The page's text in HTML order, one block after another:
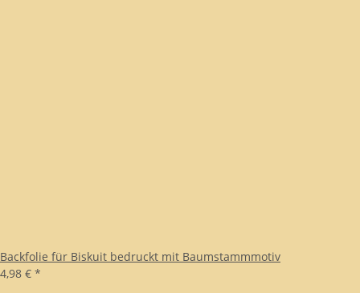
Backfolie für Biskuit bedruckt mit Baumstammmotiv
4,98 € *